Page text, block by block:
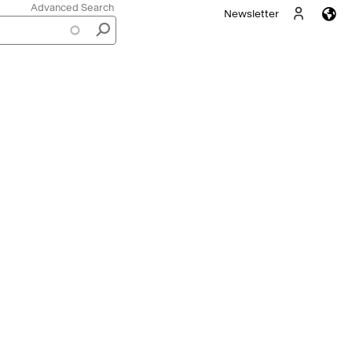
Advanced Search Header Menu
Newsletter